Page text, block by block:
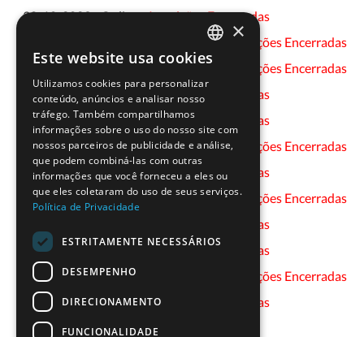
30-10-2023 - Online -Inscrições Encerradas
31-10-2023 - Presencial ou Online -
Inscrições Encerradas
02-11-2023 - Presencial ou Online -
Inscrições Encerradas
03-11-2023 - Online -Inscrições Encerradas
06-11-2023 - Online -Inscrições Encerradas
07-11-2023 - Presencial ou Online -Inscrições Encerradas
08-11-2023 - Online -Inscrições Encerradas
09-11-2023 - Presencial ou Online -Inscrições Encerradas
Inscrições Encerradas
13-11-2023 - Online -Inscrições Encerradas
14-11-2023 - Presencial ou Online -
Inscrições Encerradas
15-11-2023 - Online -Inscrições Encerradas
PORTUGUESE
ENGLISH
×
Este website usa cookies
Utilizamos cookies para personalizar
conteúdo, anúncios e analisar nosso
tráfego. Também compartilhamos
informações sobre o uso do nosso site com
nossos parceiros de publicidade e análise,
que podem combiná-las com outras
informações que você forneceu a eles ou
que eles coletaram do uso de seus serviços.
Política de Privacidade
ESTRITAMENTE NECESSÁRIOS
DESEMPENHO
DIRECIONAMENTO
FUNCIONALIDADE